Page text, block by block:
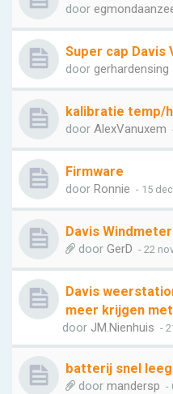
door
Super cap Davis
door gerhardensing
kalibratie temp/
door AlexVanuxem
Firmware
door Ronnie - 15
Davis
door GerD - 22
Davis
meer krijgen
door JM.Nienhuis -
batterij snel leeg
door mandersp -